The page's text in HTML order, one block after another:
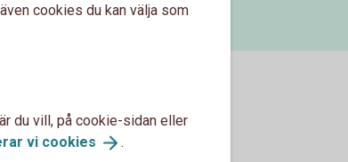
cookies du kan välja som
du vill, på cookie-sidan eller
vi cookies .